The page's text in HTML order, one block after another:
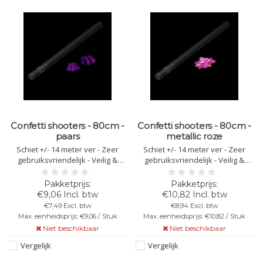
Confetti shooters - 80cm -
paars
Schiet +/- 14 meter ver - Zeer
gebruiksvriendelijk - Veilig &
brandvertragende - Lengte van
op: Richt het confetti kanon nooit
op anderen!
€9,06 Incl. btw
€7,49 Excl. btw
Max. eenheidsprijs: €9,06 / Stuk
Niet beschikbaar
Vergelijk
Confetti shooters - 80cm -
metallic roze
Schiet +/- 14 meter ver - Zeer
gebruiksvriendelijk - Veilig &
brandvertragende - Lengte van
80cm - Kleur: metallic roze
confetti - Let op: Richt het confetti
kanon nooit op anderen!
€10,82 Incl. btw
€8,94 Excl. btw
Max. eenheidsprijs: €10,82 / Stuk
Niet beschikbaar
Vergelijk